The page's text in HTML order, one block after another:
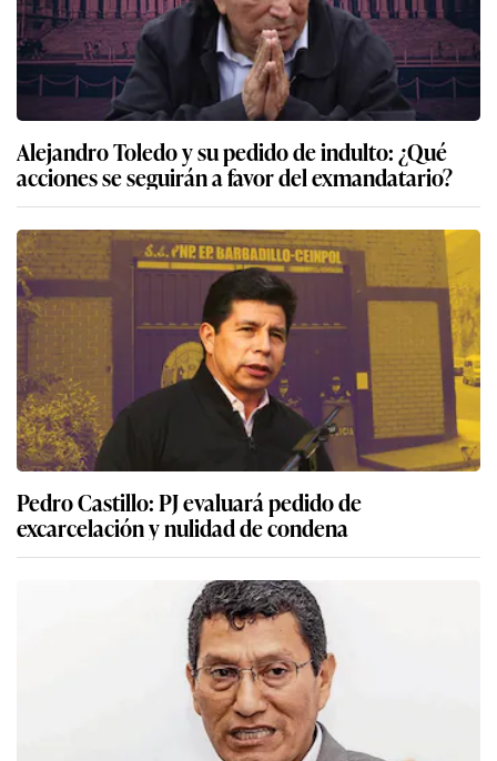
Alejandro Toledo y su pedido de indulto: ¿Qué
acciones se seguirán a favor del exmandatario?
Pedro Castillo: PJ evaluará pedido de
excarcelación y nulidad de condena